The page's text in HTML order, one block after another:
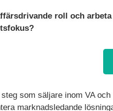
roll och
som säljare inom VA
marknadsledande